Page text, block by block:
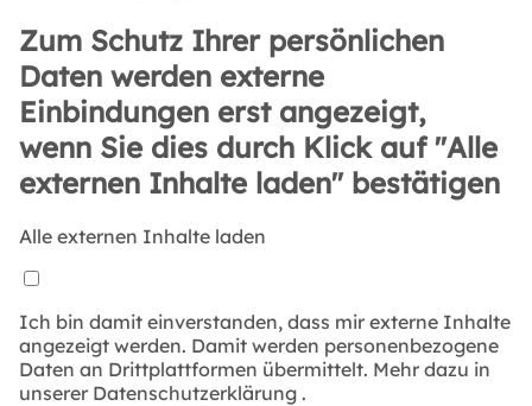
Zum Schutz Ihrer persönlichen
Daten werden externe
Einbindungen erst angezeigt,
wenn Sie dies durch Klick auf "Alle
externen Inhalte laden" bestätigen
Alle externen Inhalte laden
Ich bin damit einverstanden, dass mir externe Inhalte
angezeigt werden. Damit werden personenbezogene
Daten an Drittplattformen übermittelt. Mehr dazu in
unserer Datenschutzerklärung .